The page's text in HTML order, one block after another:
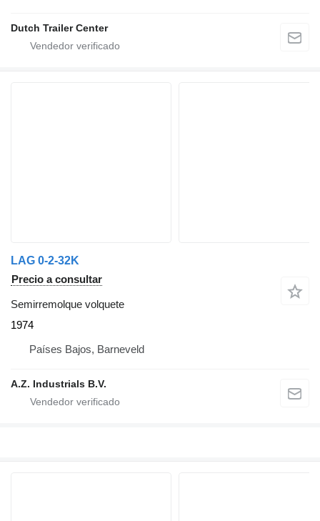
Dutch Trailer Center
LAG 0-2-32K
Precio a consultar
Semirremolque volquete
1974
Países Bajos, Barneveld
A.Z. Industrials B.V.